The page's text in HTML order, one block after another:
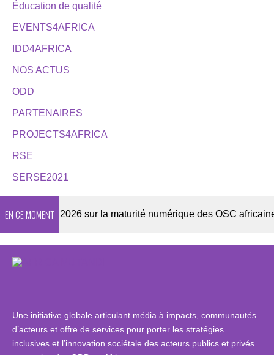
Éducation de qualité
EVENTS4AFRICA
IDD4AFRICA
NOS ACTUS
ODD
PARTENAIRES
PROJECTS4AFRICA
RSE
SERSE2021
EN CE MOMENT2026 sur la maturité numérique des OSC africaines
Une initiative globale articulant média à impacts, communautés
d’acteurs et offre de services pour porter les stratégies
inclusives et l’innovation sociétale des acteurs publics et privés